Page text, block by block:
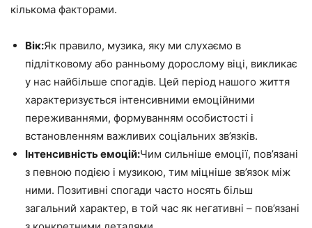
кількома факторами.
Вік:Як правило, музика, яку ми слухаємо в
підлітковому або ранньому дорослому віці, викликає
у нас найбільше спогадів. Цей період нашого життя
характеризується інтенсивними емоційними
переживаннями, формуванням особистості і
встановленням важливих соціальних зв’язків.
Інтенсивність емоцій:Чим сильніше емоції, пов’язані
з певною подією і музикою, тим міцніше зв’язок між
ними. Позитивні спогади часто носять більш
загальний характер, в той час як негативні – пов’язані